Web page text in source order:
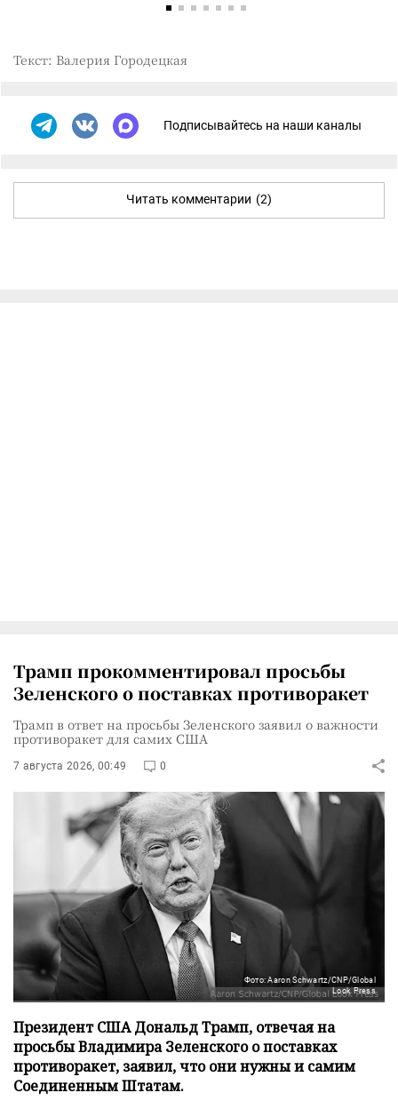
Текст: Валерия Городецкая
Подписывайтесь на наши каналы
Читать комментарии (2)
Трамп прокомментировал просьбы
Зеленского о поставках противоракет
Трамп в ответ на просьбы Зеленского заявил о важности
противоракет для самих США
7 августа 2026, 00:49 0
Фото: Aaron Schwartz/CNP/Global
Look Press
Президент США Дональд Трамп, отвечая на
просьбы Владимира Зеленского о поставках
противоракет, заявил, что они нужны и самим
Соединенным Штатам.